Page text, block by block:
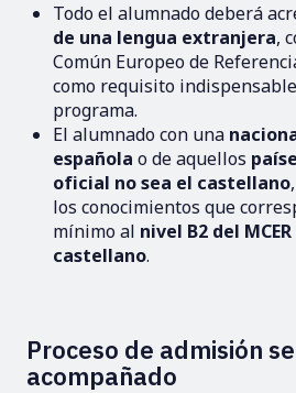
Todo el alumnado deberá
de una lengua extranjera,
Común Europeo de
como requisito
programa.
El alumnado con una
española o de aquellos
oficial no sea el castellano
los conocimientos que
mínimo al nivel B2 del
castellano.
Proceso de admisión
acompañado